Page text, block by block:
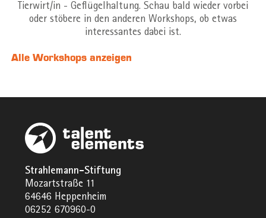
Tierwirt/in - Geflügelhaltung. Schau bald wieder vorbei
oder stöbere in den anderen Workshops, ob etwas
interessantes dabei ist.
Alle Workshops anzeigen
Strahlemann-Stiftung
Mozartstraße 11
64646 Heppenheim
06252 670960-0